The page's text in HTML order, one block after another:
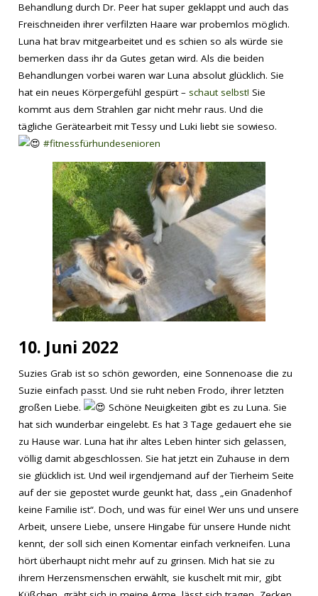
Behandlung durch Dr. Peer hat super geklappt und auch das
Freischneiden ihrer verfilzten Haare war probemlos möglich.
Luna hat brav mitgearbeitet und es schien so als würde sie
bemerken dass ihr da Gutes getan wird. Als die beiden
Behandlungen vorbei waren war Luna absolut glücklich. Sie
hat ein neues Körpergefühl gespürt – schaut selbst! Sie
kommt aus dem Strahlen gar nicht mehr raus. Und die
tägliche Gerätearbeit mit Tessy und Luki liebt sie sowieso.
#fitnessfürhundesenioren
10. Juni 2022
Suzies Grab ist so schön geworden, eine Sonnenoase die zu
Suzie einfach passt. Und sie ruht neben Frodo, ihrer letzten
großen Liebe.
Schöne Neuigkeiten gibt es zu Luna. Sie
hat sich wunderbar eingelebt. Es hat 3 Tage gedauert ehe sie
zu Hause war. Luna hat ihr altes Leben hinter sich gelassen,
völlig damit abgeschlossen. Sie hat jetzt ein Zuhause in dem
sie glücklich ist. Und weil irgendjemand auf der Tierheim Seite
auf der sie gepostet wurde geunkt hat, dass „ein Gnadenhof
keine Familie ist“. Doch, und was für eine! Wer uns und unsere
Arbeit, unsere Liebe, unsere Hingabe für unsere Hunde nicht
kennt, der soll sich einen Komentar einfach verkneifen. Luna
hört überhaupt nicht mehr auf zu grinsen. Mich hat sie zu
ihrem Herzensmenschen erwählt, sie kuschelt mit mir, gibt